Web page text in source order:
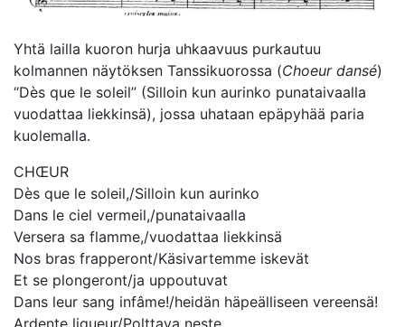
Yhtä lailla kuoron hurja uhkaavuus purkautuu
kolmannen näytöksen Tanssikuorossa (Choeur dansé)
“Dès que le soleil” (Silloin kun aurinko punataivaalla
vuodattaa liekkinsä), jossa uhataan epäpyhää paria
kuolemalla.
CHŒUR
Dès que le soleil,/Silloin kun aurinko
Dans le ciel vermeil,/punataivaalla
Versera sa flamme,/vuodattaa liekkinsä
Nos bras frapperont/Käsivartemme iskevät
Et se plongeront/ja uppoutuvat
Dans leur sang infâme!/heidän häpeälliseen vereensä!
Ardente liqueur/Polttava neste